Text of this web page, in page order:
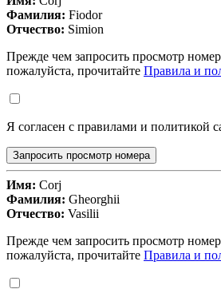
Фамилия: Fiodor
Отчество: Simion
Прежде чем запросить просмотр
пожалуйста, прочитайте Правила и
Я согласен с правилами и политикой
Запросить просмотр номера
Имя: Corj
Фамилия: Gheorghii
Отчество: Vasilii
Прежде чем запросить просмотр
пожалуйста, прочитайте Правила и